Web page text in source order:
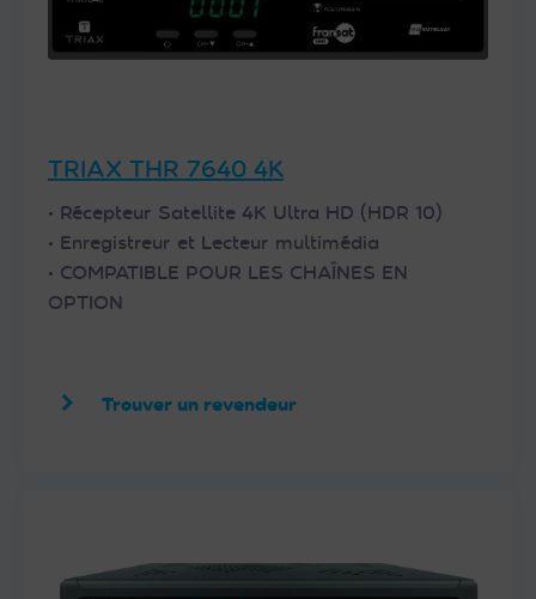
TRIAX THR 7640 4K
• Récepteur Satellite 4K Ultra HD (HDR 10)
• Enregistreur et Lecteur multimédia
• COMPATIBLE POUR LES CHAÎNES EN
OPTION
Trouver un revendeur